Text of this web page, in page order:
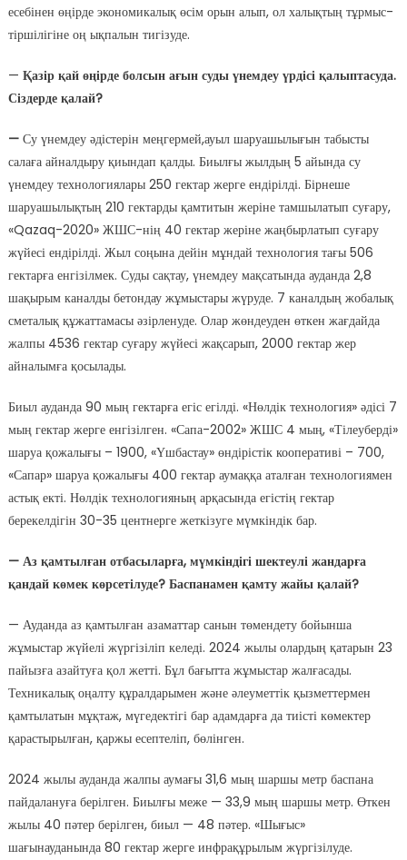
есебінен өңірде экономикалық өсім орын алып, ол халықтың тұрмыс-
тіршілігіне оң ықпалын тигізуде.
— Қазір қай өңірде болсын ағын суды үнемдеу үрдісі қалыптасуда.
Сіздерде қалай?
— Су үнемдеу әдістерін меңгермей,ауыл шаруашылығын табысты
салаға айналдыру қиындап қалды. Биылғы жылдың 5 айында су
үнемдеу технологиялары 250 гектар жерге ендірілді. Бірнеше
шаруашылықтың 210 гектарды қамтитын жеріне тамшылатып суғару,
«Qazaq-2020» ЖШС-нің 40 гектар жеріне жаңбырлатып суғару
жүйесі ендірілді. Жыл соңына дейін мұндай технология тағы 506
гектарға енгізілмек. Суды сақтау, үнемдеу мақсатында ауданда 2,8
шақырым каналды бетондау жұмыстары жүруде. 7 каналдың жобалық
сметалық құжаттамасы әзірленуде. Олар жөндеуден өткен жағдайда
жалпы 4536 гектар суғару жүйесі жақсарып, 2000 гектар жер
айналымға қосылады.
Биыл ауданда 90 мың гектарға егіс егілді. «Нөлдік технология» әдісі 7
мың гектар жерге енгізілген. «Сапа-2002» ЖШС 4 мың, «Тілеуберді»
шаруа қожалығы – 1900, «Үшбастау» өндірістік кооперативі – 700,
«Сапар» шаруа қожалығы 400 гектар аумаққа аталған технологиямен
астық екті. Нөлдік технологияның арқасында егістің гектар
берекелдігін 30-35 центнерге жеткізуге мүмкіндік бар.
— Аз қамтылған отбасыларға, мүмкіндігі шектеулі жандарға
қандай көмек көрсетілуде? Баспанамен қамту жайы қалай?
— Ауданда аз қамтылған азаматтар санын төмендету бойынша
жұмыстар жүйелі жүргізіліп келеді. 2024 жылы олардың қатарын 23
пайызға азайтуға қол жетті. Бұл бағытта жұмыстар жалғасады.
Техникалық оңалту құралдарымен және әлеуметтік қызметтермен
қамтылатын мұқтаж, мүгедектігі бар адамдарға да тиісті көмектер
қарастырылған, қаржы есептеліп, бөлінген.
2024 жылы ауданда жалпы аумағы 31,6 мың шаршы метр баспана
пайдалануға берілген. Биылғы меже — 33,9 мың шаршы метр. Өткен
жылы 40 пәтер берілген, биыл — 48 пәтер. «Шығыс»
шағынауданында 80 гектар жерге инфрақұрылым жүргізілуде.